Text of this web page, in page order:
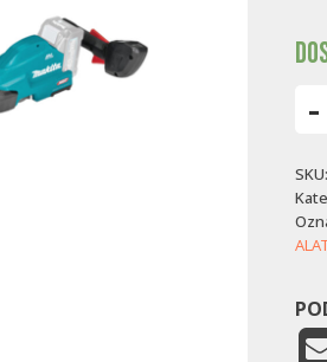
-
za
SKU: